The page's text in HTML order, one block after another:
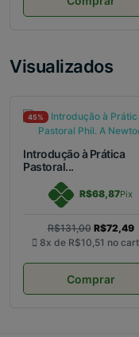
Visualizados
45%
Introdução à Prática
Pastoral...
R$68,87Pix
R$131,00 R$72,49
8x de R$10,51 no
Comprar